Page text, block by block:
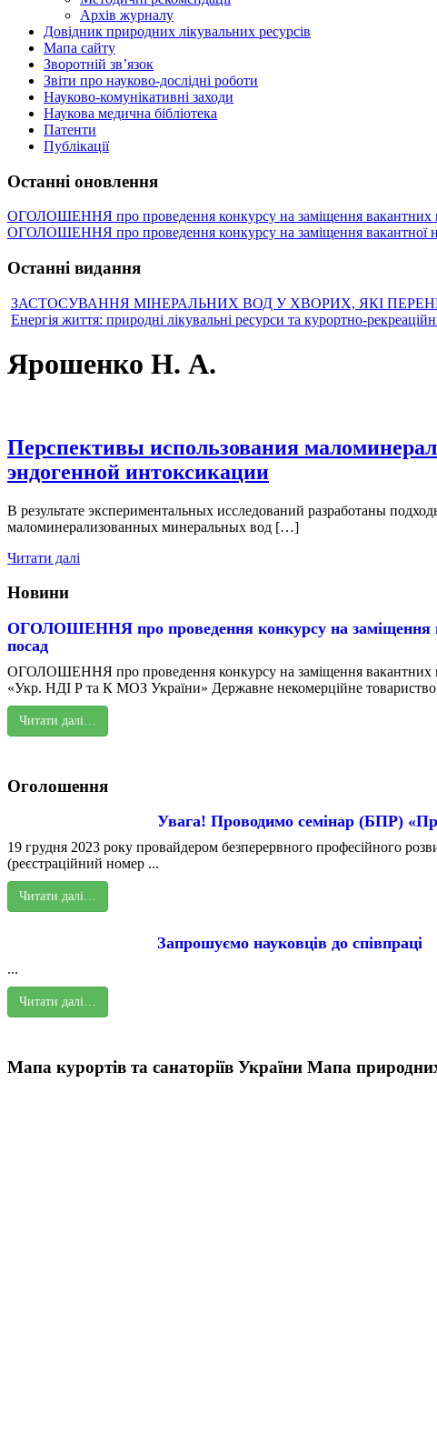
Архів журналу
Довідник природних лікувальних ресурсів
Мапа сайту
Зворотній зв’язок
Звіти про науково-дослідні роботи
Науково-комунікативні заходи
Наукова медична бібліотека
Патенти
Публікації
Останні оновлення
ОГОЛОШЕННЯ про проведення конкурсу на заміщення вакантних
ОГОЛОШЕННЯ про проведення конкурсу на заміщення вакантної
Останні видання
ЗАСТОСУВАННЯ МІНЕРАЛЬНИХ ВОД У ХВОРИХ, ЯКІ
Енергія життя: природні лікувальні ресурси та курортно-
Ярошенко Н. А.
Перспективы использования
эндогенной интоксикации
В результате экспериментальных исследований разработаны
маломинерализованных минеральных вод […]
Читати далі
Новини
ОГОЛОШЕННЯ про проведення конкурсу на заміщення
посад
ОГОЛОШЕННЯ про проведення конкурсу на заміщення вакантних
«Укр. НДІ Р та К МОЗ України» Державне некомерційне
Читати далі…
Оголошення
Увага! Проводимо семінар (БПР)
19 грудня 2023 року провайдером безперервного професійного
(реєстраційний номер ...
Читати далі…
Запрошуємо науковців до співпраці
...
Читати далі…
Мапа курортів та санаторіїв України Мапа